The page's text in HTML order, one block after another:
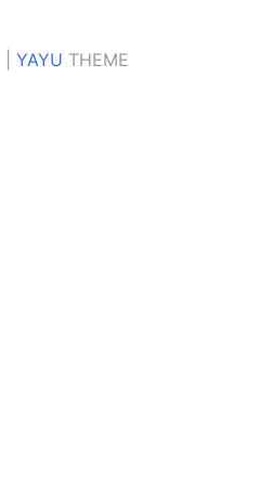
YAYU THEME